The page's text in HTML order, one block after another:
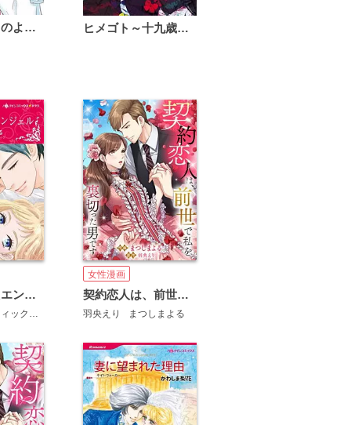
恋は雨上がりのように ヒメゴト～十九歳の制服～
一夜が授けたエンジェル
まつしまよる
女性漫画
契約恋人は、前世で私を裏切った男です【タテヨミ】
羽央えり まつしまよる